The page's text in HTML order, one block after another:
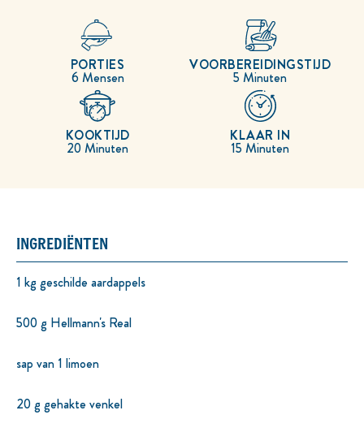
6 Mensen
PORTIES
5 Minuten
VOORBEREIDINGSTIJD
20 Minuten
KOOKTIJD
15 Minuten
KLAAR IN
INGREDIËNTEN
1 kg geschilde aardappels
500 g Hellmann's Real
sap van 1 limoen
20 g gehakte venkel